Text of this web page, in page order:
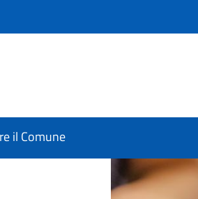
il Comune